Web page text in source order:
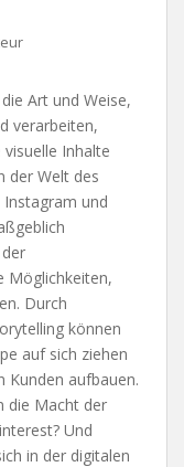
Art und Weise,
verarbeiten,
Inhalte
der Welt des
und
Möglichkeiten,
Durch
können
auf sich ziehen
Kunden aufbauen.
die Macht der
Und
in der digitalen